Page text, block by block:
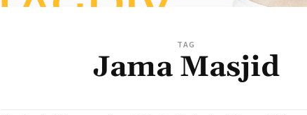
TAG
Jama Masjid